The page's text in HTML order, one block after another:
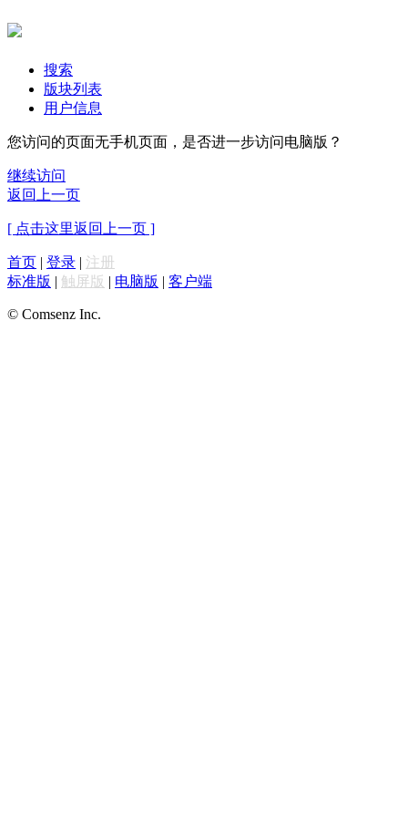
搜索
版块列表
用户信息
您访问的页面无手机页面，是否进一步访问电脑版？
继续访问
返回上一页
[ 点击这里返回上一页 ]
首页 | 登录 | 注册
标准版 | 触屏版 | 电脑版 | 客户端
© Comsenz Inc.